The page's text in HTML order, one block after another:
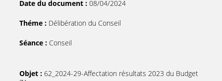
Date du document : 08/04/2024
Théme : Délibération du Conseil
Séance : Conseil
Objet : 62_2024-29-Affectation résultats 2023 du Budget